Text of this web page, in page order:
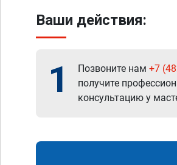
Ваши действия:
1 Позвоните нам +7
получите
консультацию у